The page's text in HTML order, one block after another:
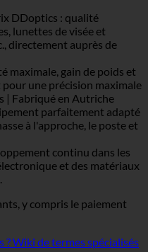
DDoptics : qualité
lunettes de visée et
directement auprès de
maximale, gain de poids et
une précision maximale
| Fabriqué en Autriche
parfaitement adapté
à l'approche, le poste et
continu dans les
et des matériaux
y compris le paiement
?Wiki de termes spécialisés